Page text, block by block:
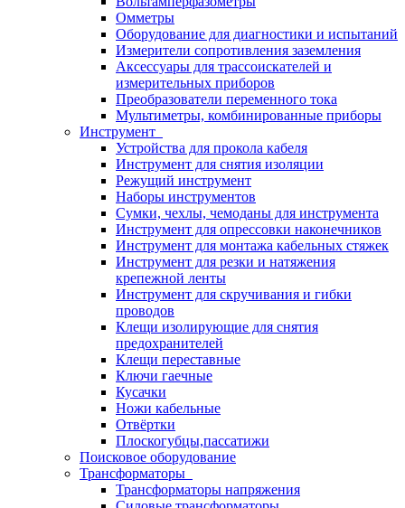
Омметры
Оборудование для диагностики и испытаний
Измерители сопротивления заземления
Аксессуары для трассоискателей и
измерительных приборов
Преобразователи переменного тока
Мультиметры, комбинированные приборы
Инструмент
Устройства для прокола кабеля
Инструмент для снятия изоляции
Режущий инструмент
Наборы инструментов
Сумки, чехлы, чемоданы для инструмента
Инструмент для опрессовки наконечников
Инструмент для монтажа кабельных стяжек
Инструмент для резки и натяжения
крепежной ленты
Инструмент для скручивания и гибки
проводов
Клещи изолирующие для снятия
предохранителей
Клещи переставные
Ключи гаечные
Кусачки
Ножи кабельные
Отвёртки
Плоскогубцы,пассатижи
Поисковое оборудование
Трансформаторы
Трансформаторы напряжения